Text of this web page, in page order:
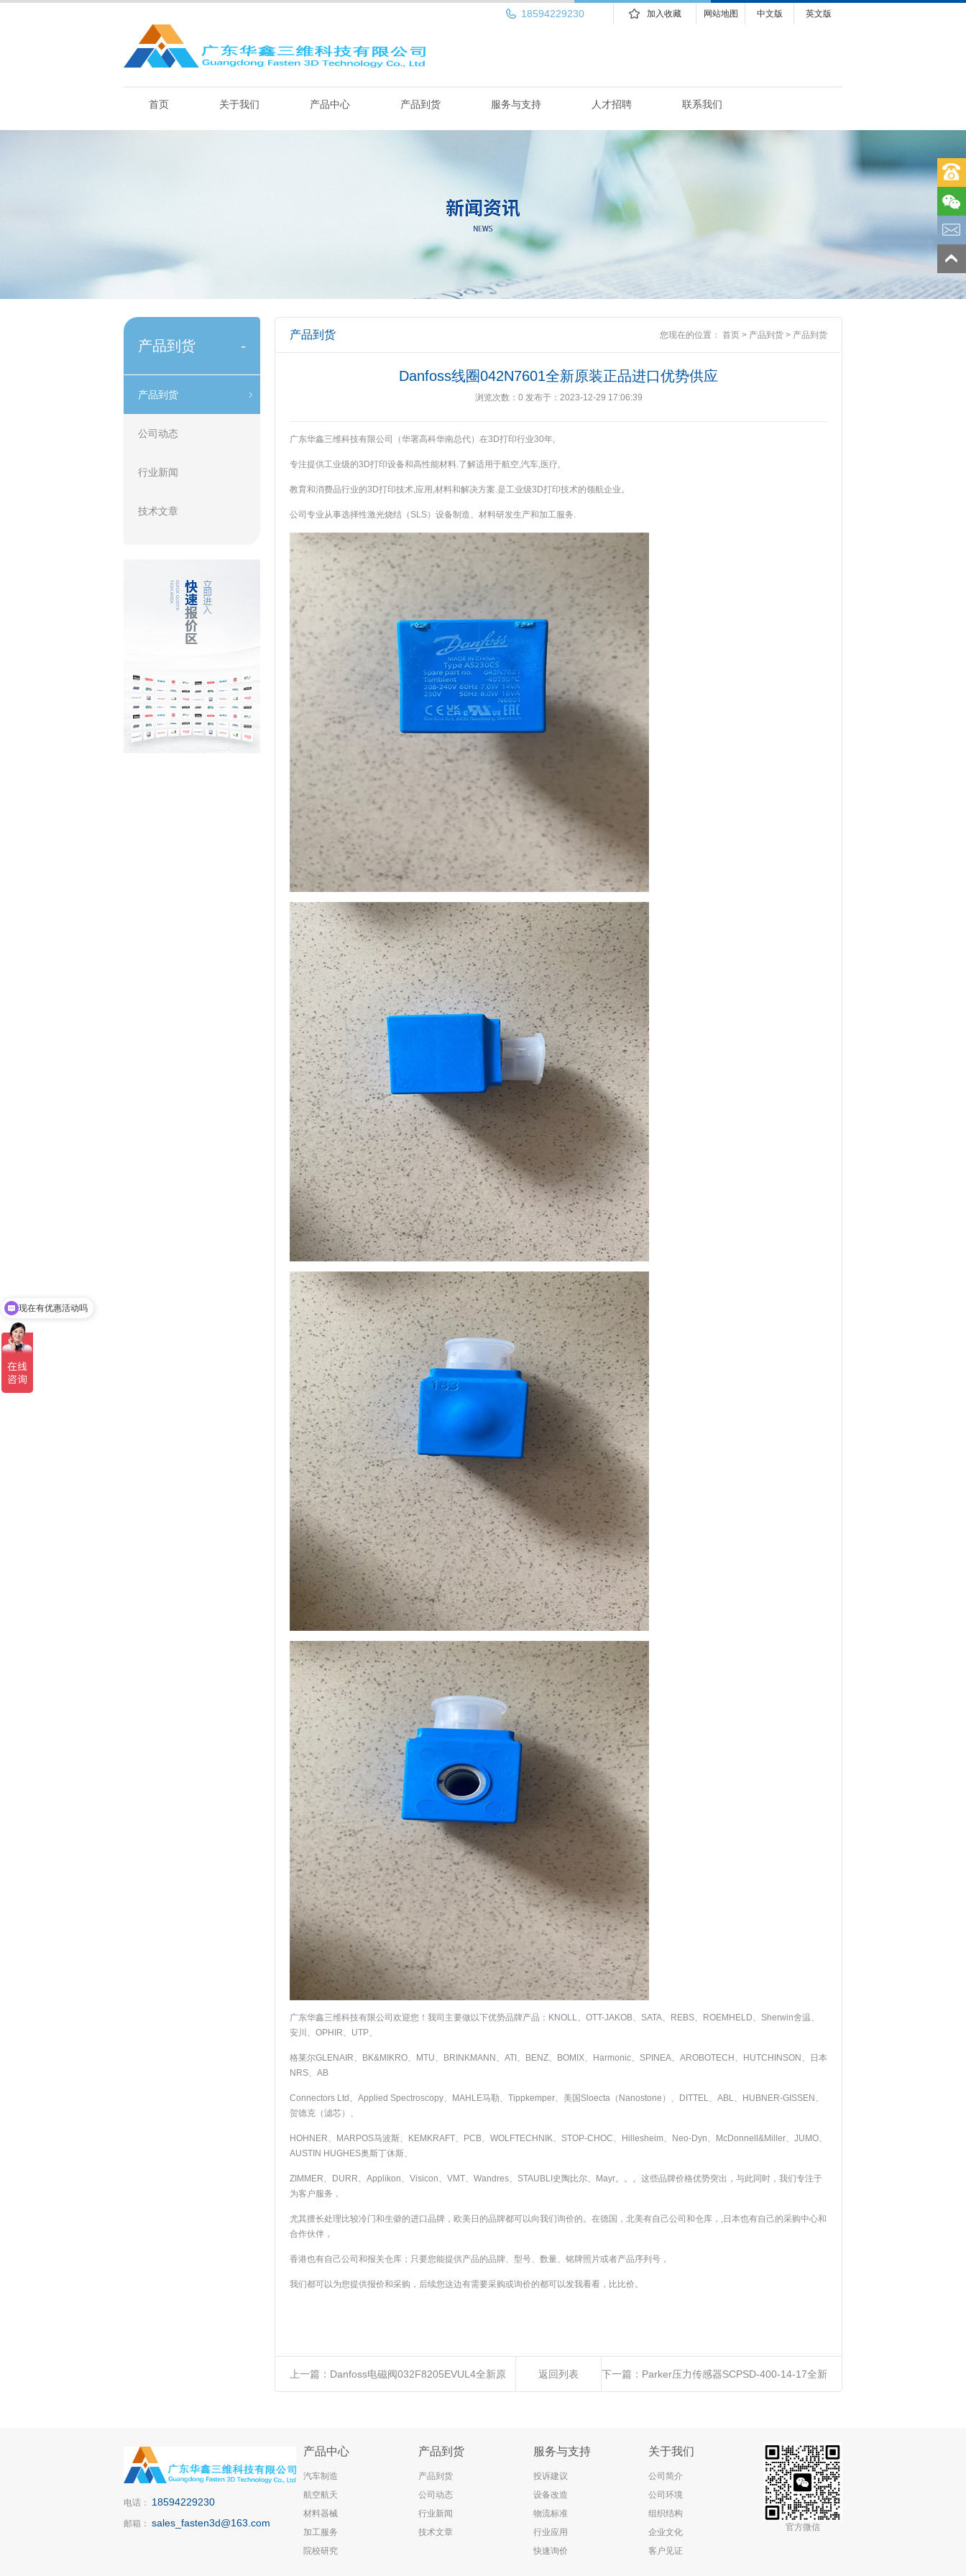
英文版
中文版
网站地图
加入收藏
18594229230
首页 关于我们 产品中心 产品到货 服务与支持 人才招聘 联系我们
产品到货 -
产品到货
公司动态
行业新闻
技术文章
产品到货 您现在的位置： 首页 > 产品到货 > 产品到货
Danfoss线圈042N7601全新原装正品进口优势供应
浏览次数： 0 发布于：2023-12-29 17:06:39
广东华鑫三维科技有限公司（华署高科华南总代）在3D打印行业30年,
专注提供工业级的3D打印设备和高性能材料.了解适用于航空,汽车,医疗,
教育和消费品行业的3D打印技术,应用,材料和解决方案.是工业级3D打印技术的领航企业。
公司专业从事选择性激光烧结（SLS）设备制造、材料研发生产和加工服务.
广东华鑫三维科技有限公司欢迎您！我司主要做以下优势品牌产品：KNOLL、OTT-JAKOB、SATA、REBS、ROEMHELD、Sherwin舍温、
安川、OPHIR、UTP、
格莱尔GLENAIR、BK&MIKRO、MTU、BRINKMANN、ATI、BENZ、BOMIX、Harmonic、SPINEA、AROBOTECH、HUTCHINSON、日本
NRS、AB
Connectors Ltd、Applied Spectroscopy、MAHLE马勒、Tippkemper、美国Sloecta（Nanostone）、DITTEL、ABL、HUBNER-GISSEN、
贺德克（滤芯）、
HOHNER、MARPOS马波斯、KEMKRAFT、PCB、WOLFTECHNIK、STOP-CHOC、Hillesheim、Neo-Dyn、McDonnell&Miller、JUMO、
AUSTIN HUGHES奥斯丁休斯、
ZIMMER、DURR、Applikon、Visicon、VMT、Wandres、STAUBLI史陶比尔、Mayr。。。这些品牌价格优势突出，与此同时，我们专注于
为客户服务，
尤其擅长处理比较冷门和生僻的进口品牌，欧美日的品牌都可以向我们询价的。在德国，北美有自己公司和仓库，,日本也有自己的采购中心和
合作伙伴，
香港也有自己公司和报关仓库；只要您能提供产品的品牌、型号、数量、铭牌照片或者产品序列号，
我们都可以为您提供报价和采购，后续您这边有需要采购或询价的都可以发我看看，比比价。
上一篇： Danfoss电磁阀032F8205EVUL4全新原 返回列表 下一篇： Parker压力传感器SCPSD-400-14-17全新
电话： 18594229230
邮箱： sales_fasten3d@163.com
产品中心
汽车制造
航空航天
材料器械
加工服务
院校研究
产品到货
产品到货
公司动态
行业新闻
技术文章
服务与支持
投诉建议
设备改造
物流标准
行业应用
快速询价
关于我们
公司简介
公司环境
组织结构
企业文化
客户见证
官方微信